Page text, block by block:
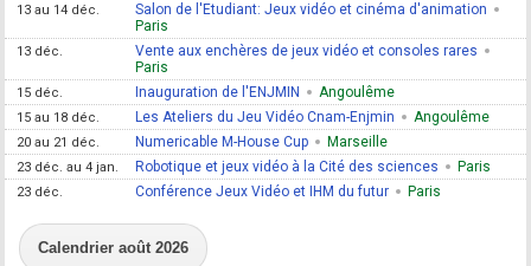
13 au 14 déc.
Salon de l'Etudiant: Jeux vidéo et cinéma d'animation
Paris
13 déc.
Vente aux enchères de jeux vidéo et consoles rares
Paris
15 déc. Inauguration de l'ENJMIN Angoulême
15 au 18 déc. Les Ateliers du Jeu Vidéo Cnam-Enjmin Angoulême
20 au 21 déc. Numericable M-House Cup Marseille
23 déc. au 4 jan. Robotique et jeux vidéo à la Cité des sciences Paris
23 déc. Conférence Jeux Vidéo et IHM du futur Paris
Calendrier août 2026